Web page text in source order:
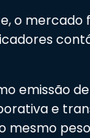
o mercado
emissão
e
mesmo